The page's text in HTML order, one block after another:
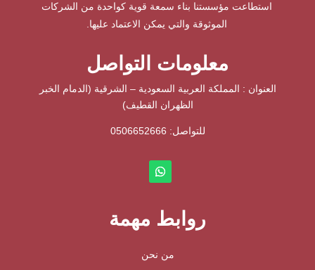
استطاعت مؤسستنا بناء سمعة قوية كواحدة من الشركات
الموثوقة والتي يمكن الاعتماد عليها.
معلومات التواصل
العنوان : المملكة العربية السعودية – الشرقية (الدمام الخبر
الظهران القطيف)
للتواصل: ⁦ 0506652666
روابط مهمة
من نحن